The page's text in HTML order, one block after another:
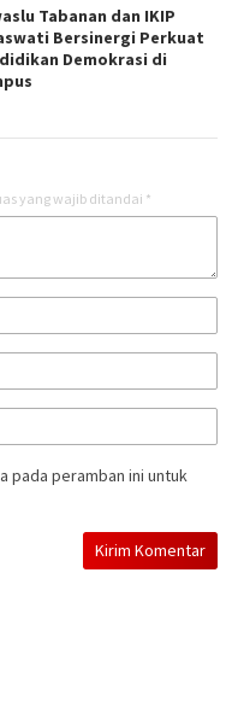
Tabanan dan IKIP
Bersinergi Perkuat
Demokrasi di
yang wajib ditandai *
pada peramban ini untuk